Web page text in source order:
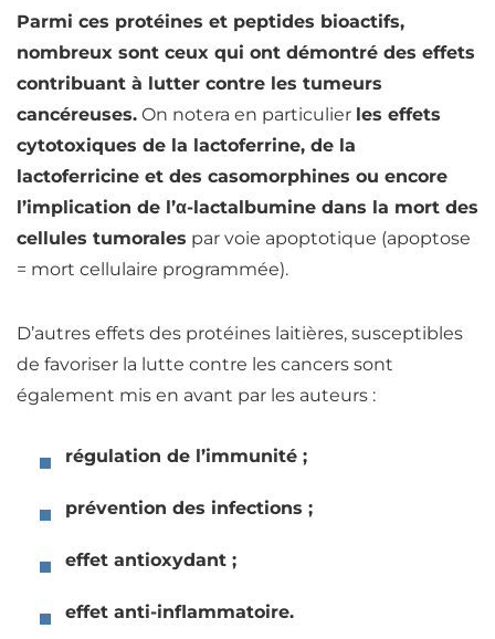
Parmi ces protéines et peptides bioactifs,
nombreux sont ceux qui ont démontré des effets
contribuant à lutter contre les tumeurs
cancéreuses. On notera en particulier les effets
cytotoxiques de la lactoferrine, de la
lactoferricine et des casomorphines ou encore
l’implication de l’α-lactalbumine dans la mort des
cellules tumorales par voie apoptotique (apoptose
= mort cellulaire programmée).
D’autres effets des protéines laitières, susceptibles
de favoriser la lutte contre les cancers sont
également mis en avant par les auteurs :
régulation de l’immunité ;
prévention des infections ;
effet antioxydant ;
effet anti-inflammatoire.